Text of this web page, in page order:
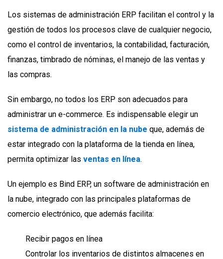
Los sistemas de administración ERP facilitan el control y la
gestión de todos los procesos clave de cualquier negocio,
como el control de inventarios, la contabilidad, facturación,
finanzas, timbrado de nóminas, el manejo de las ventas y
las compras.
Sin embargo, no todos los ERP son adecuados para
administrar un e-commerce. Es indispensable elegir un
sistema de administración en la nube que, además de
estar integrado con la plataforma de la tienda en línea,
permita optimizar las ventas en línea.
Un ejemplo es Bind ERP, un software de administración en
la nube, integrado con las principales plataformas de
comercio electrónico, que además facilita:
Recibir pagos en línea
Controlar los inventarios de distintos almacenes en